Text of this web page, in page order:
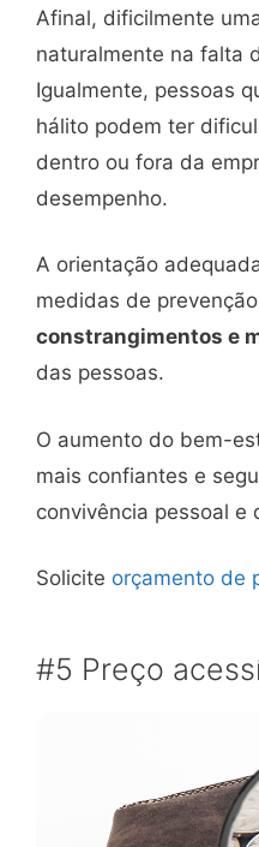
Afinal, dificilmente
naturalmente na falta
Igualmente, pessoas
hálito podem ter
dentro ou fora da
desempenho.
A orientação
medidas de
constrangimentos e
das pessoas.
O aumento do bem-
mais confiantes e
convivência pessoal e
Solicite orçamento de
#5 Preço